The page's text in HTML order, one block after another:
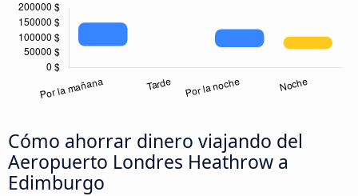
Cómo ahorrar dinero viajando del
Aeropuerto Londres Heathrow a
Edimburgo